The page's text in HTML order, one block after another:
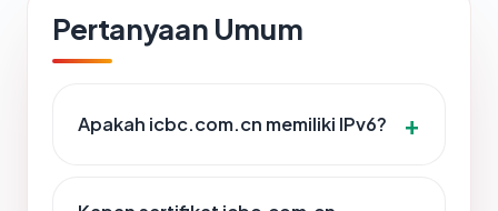
Pertanyaan Umum
Apakah icbc.com.cn memiliki IPv6?